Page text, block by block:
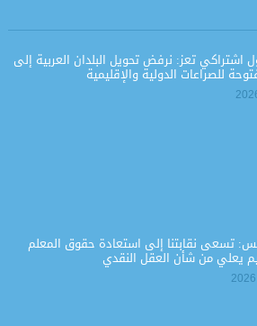
اشتراكي تعز: نرفض تحويل البلدان العربية إلى
للصراعات الدولية والإقليمية
تسعى نقابتنا إلى استعادة حقوق المعلم
يعلي من شأن العقل النقدي